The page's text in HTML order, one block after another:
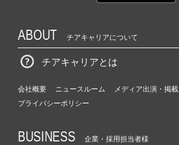
ABOUT チアキャリアについて
チアキャリアとは
会社概要 ニュースルーム
メディア出演・掲載
プライバシーポリシー
BUSINESS 企業・採用担当者様